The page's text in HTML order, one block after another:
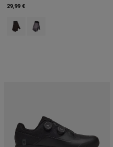
29,99 €
Product swatch type of Noir.
Product swatch type of